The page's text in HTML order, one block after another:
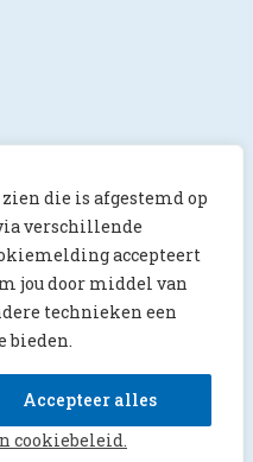
die is afgestemd op
verschillende
accepteert
jou door middel van
technieken een
bieden.
Accepteer alles
cookiebeleid.